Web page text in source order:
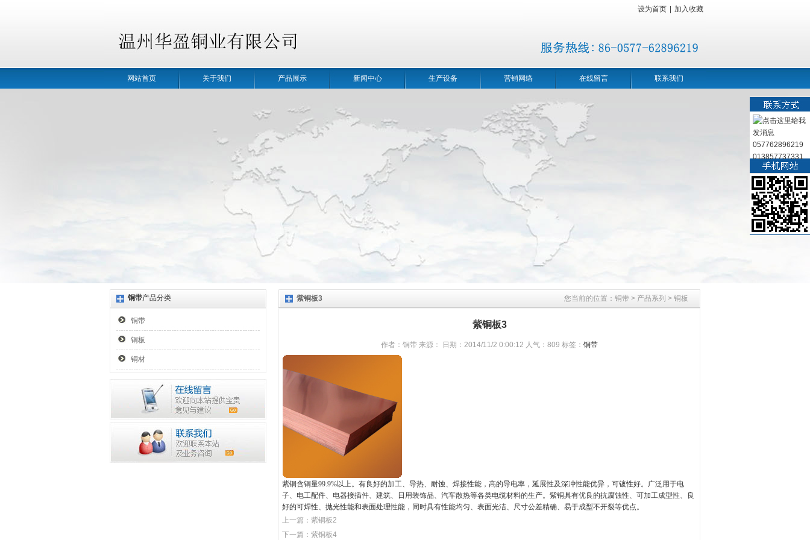
设为首页 加入收藏
网站首页 关于我们 产品展示 新闻中心 生产设备 营销网络 在线留言 联系我们
铜带产品分类
铜带
铜板
铜材
紫铜板3 您当前的位置： 铜带 > 产品系列 > 铜板
紫铜板3
作者：铜带 来源： 日期：2014/11/2 0:00:12 人气： 809 标签： 铜带
紫铜含铜量99.9%以上。有良好的加工、导热、耐蚀、焊接性能，高的导电率，延展性及深冲性能优异，可镀性好。广泛用于电
子、电工配件、电器接插件、建筑、日用装饰品、汽车散热等各类电缆材料的生产。紫铜具有优良的抗腐蚀性、可加工成型性、良
好的可焊性、抛光性能和表面处理性能，同时具有性能均匀、表面光洁、尺寸公差精确、易于成型不开裂等优点。
上一篇： 紫铜板2
下一篇： 紫铜板4
057762896219
013857737331